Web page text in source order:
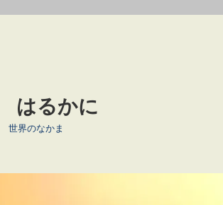
はるかに
世界のなかま